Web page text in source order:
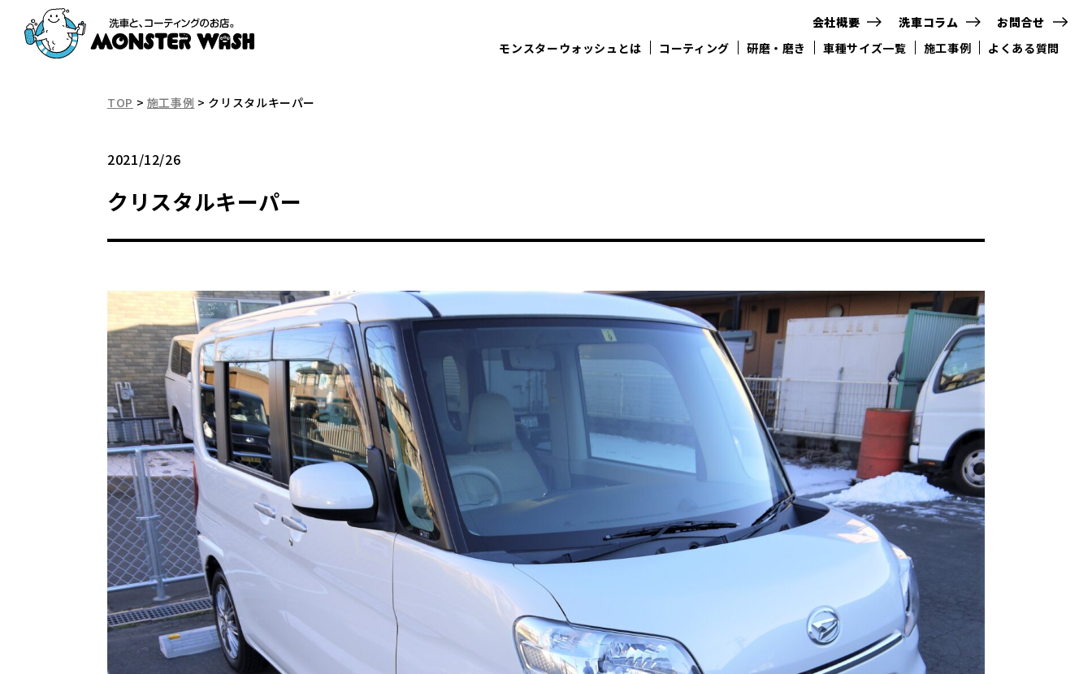
会社概要 洗車コラム
お問合せ
モンスターウォッシュとは
コーティング 研磨・磨き 車種サイズ一覧 施工事例 よくある質問
TOP > 施工事例 > クリスタルキーパー
2021/12/26
クリスタルキーパー